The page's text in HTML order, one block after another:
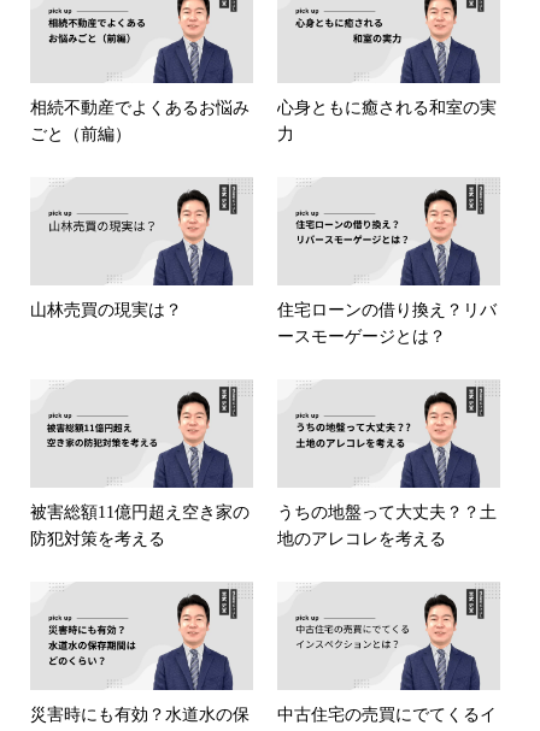
相続不動産でよくあるお悩み
ごと（前編）
心身ともに癒される和室の実
力
山林売買の現実は？
住宅ローンの借り換え？リバ
ースモーゲージとは？
被害総額11億円超え空き家の
防犯対策を考える
うちの地盤って大丈夫？？土
地のアレコレを考える
災害時にも有効？水道水の保
中古住宅の売買にでてくるイ